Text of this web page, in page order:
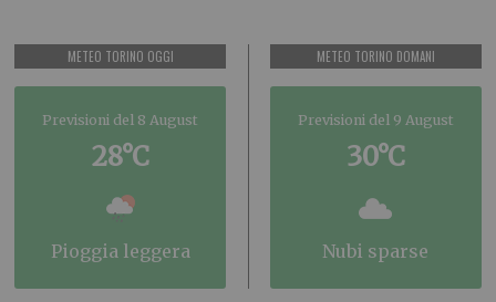
METEO TORINO OGGI
Previsioni del 8 August
28°C
pioggia leggera
METEO TORINO DOMANI
Previsioni del 9 August
30°C
nubi sparse